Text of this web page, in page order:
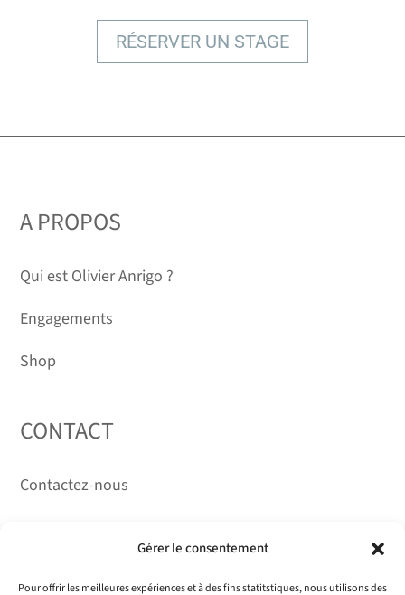
Gérer le consentement
Pour offrir les meilleures expériences et à des fins statitstiques, nous utilisons des
RÉSERVER UN STAGE
A PROPOS
Qui est Olivier Anrigo ?
Engagements
Shop
CONTACT
Contactez-nous